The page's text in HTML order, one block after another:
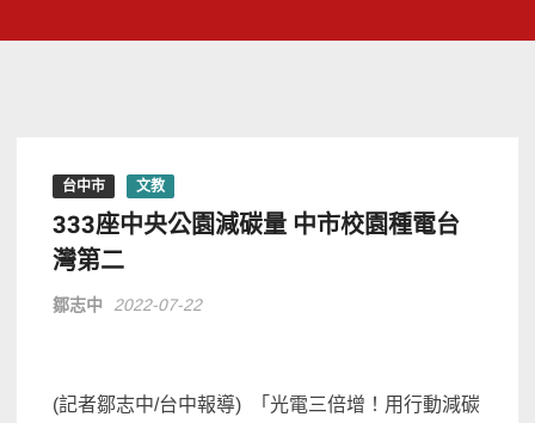
台中市 文教
333座中央公園減碳量 中市校園種電台
灣第二
鄒志中 2022-07-22
(記者鄒志中/台中報導) 「光電三倍增！用行動減碳